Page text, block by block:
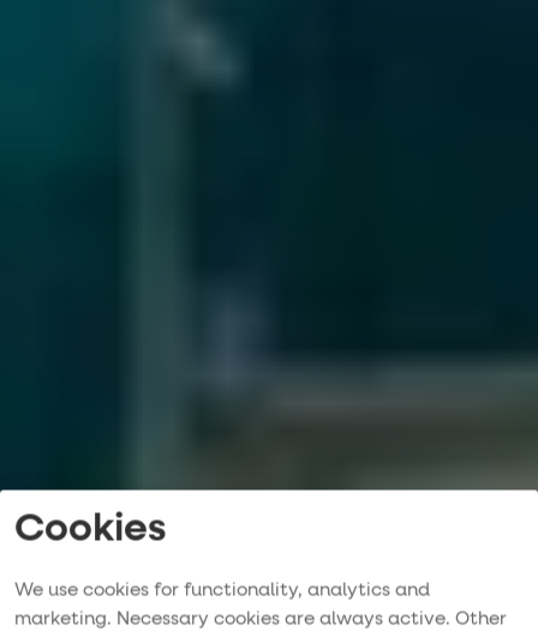
Cookies
We use cookies for functionality, analytics and
marketing. Necessary cookies are always active. Other